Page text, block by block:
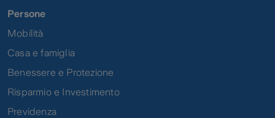
Persone
Mobilità
Casa e famiglia
Benessere e Protezione
Risparmio e Investimento
Previdenza